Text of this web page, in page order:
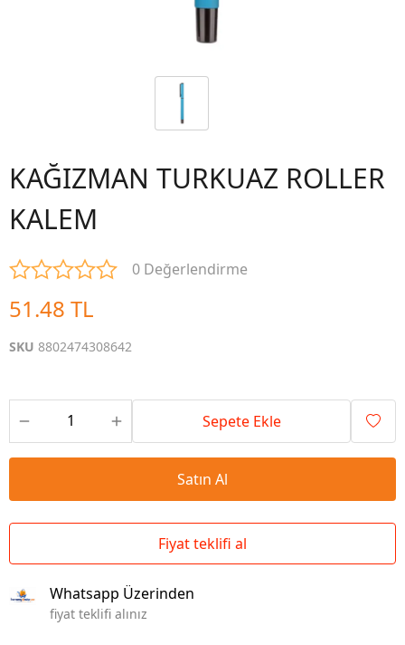
KAĞIZMAN TURKUAZ ROLLER
KALEM
0 Değerlendirme
51.48 TL
SKU 8802474308642
Sepete Ekle
Satın Al
Fiyat teklifi al
Whatsapp Üzerinden
fiyat teklifi alınız